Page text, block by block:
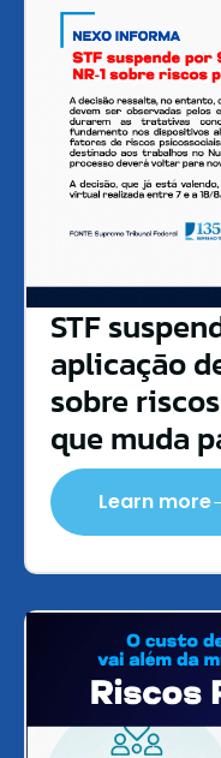
STF
aplicação
sobre
que muda
Learn more